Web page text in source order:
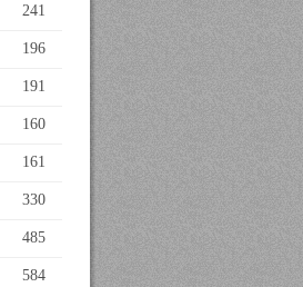
241
196
191
160
161
330
485
584